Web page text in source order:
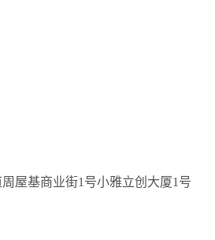
屋基商业街1号小雅立创大厦1号